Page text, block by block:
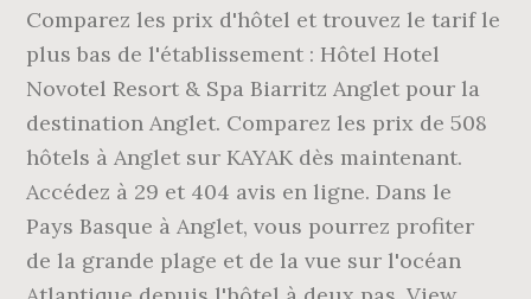
Comparez les prix d'hôtel et trouvez le tarif le
plus bas de l'établissement : Hôtel Hotel
Novotel Resort & Spa Biarritz Anglet pour la
destination Anglet. Comparez les prix de 508
hôtels à Anglet sur KAYAK dès maintenant.
Accédez à 29 et 404 avis en ligne. Dans le
Pays Basque à Anglet, vous pourrez profiter
de la grande plage et de la vue sur l'océan